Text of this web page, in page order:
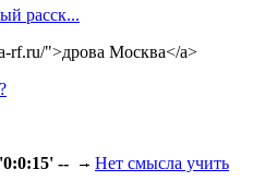
расск...
rf.ru/">дрова Москва</a>
--
Нет смысла учить